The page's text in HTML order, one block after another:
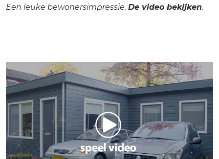
Een leuke bewonersimpressie. De video bekijken.